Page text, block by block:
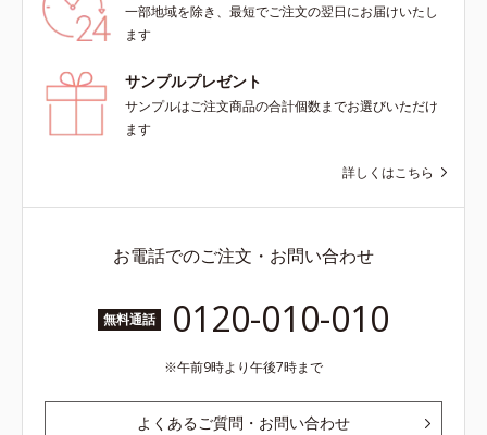
一部地域を除き、最短でご注文の翌日にお届けいたし
ます
サンプルプレゼント
サンプルはご注文商品の合計個数までお選びいただけ
ます
詳しくはこちら
お電話でのご注文・お問い合わせ
無料通話 0120-010-010
午前9時より午後7時まで
よくあるご質問・お問い合わせ